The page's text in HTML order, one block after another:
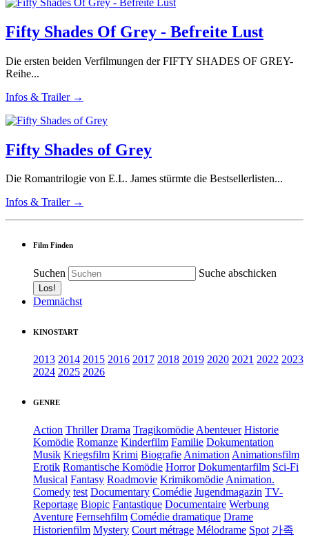
Fifty Shades Of Grey - Befreite Lust
Die ersten beiden Verfilmungen der FIFTY SHADES OF GREY-
Reihe...
Infos & Trailer →
Fifty Shades of Grey
Die Romantrilogie von E.L. James stürmte die Bestsellerlisten...
Infos & Trailer →
Film Finden
Suchen Suche abschicken
Demnächst
KINOSTART
2013 2014 2015 2016 2017 2018 2019 2020 2021 2022 2023
2024 2025 2026
GENRE
Action Thriller Drama Tragikomödie Abenteuer Historie
Komödie Romanze Kinderfilm Familie Dokumentation
Musik Kriegsfilm Krimi Biografie Animation Animationsfilm
Erotik Romantische Komödie Horror Dokumentarfilm Sci-Fi
Musical Fantasy Roadmovie Krimikomödie Animation.
Comedy test Documentary Comédie Jugendmagazin TV-
Reportage Biopic Fantastique Documentaire Werbung
Aventure Fernsehfilm Comédie dramatique Drame
Historienfilm Mystery Court métrage Mélodrame Spot 가족